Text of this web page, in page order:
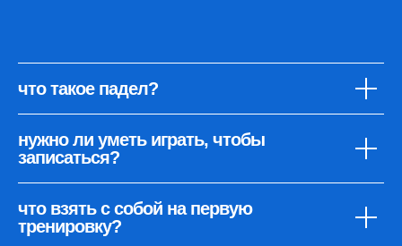
что такое падел?
нужно ли уметь играть, чтобы
записаться?
что взять с собой на первую
тренировку?
состав
превзойдите себя с нашими наставниками
и получите неповторимый игровой опыт